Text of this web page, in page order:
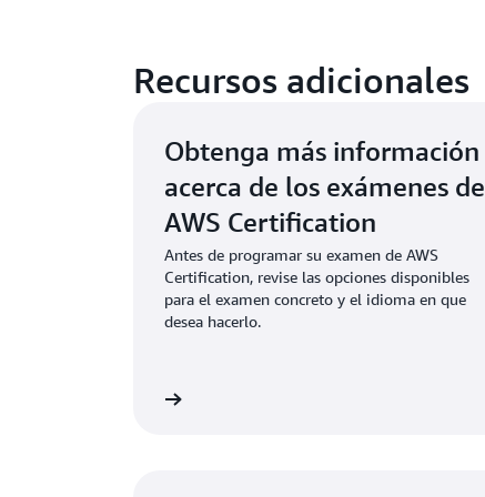
Recursos adicionales
Obtenga más información
acerca de los exámenes de
AWS Certification
Antes de programar su examen de AWS
Certification, revise las opciones disponibles
para el examen concreto y el idioma en que
desea hacerlo.